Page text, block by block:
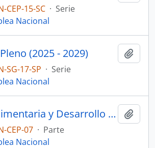
CEP-15-SC · Serie
Nacional
(2025 - 2029)
SG-17-SP · Serie
Nacional
Soberania Alimentaria y Desarrollo del Sector Agropecuario y Pesquero
CEP-07 · Parte
Nacional